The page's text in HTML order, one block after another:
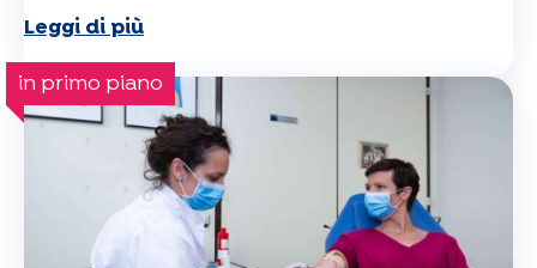
Leggi di più
in primo piano